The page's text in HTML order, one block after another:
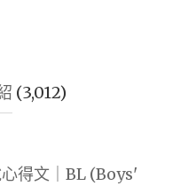
(3,012)
心得文｜BL (Boys'